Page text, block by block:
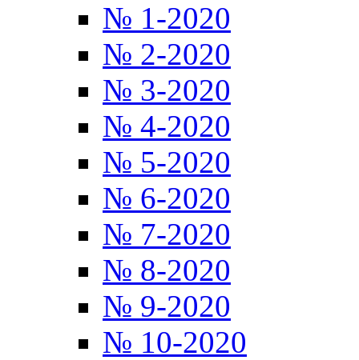
№ 1-2020
№ 2-2020
№ 3-2020
№ 4-2020
№ 5-2020
№ 6-2020
№ 7-2020
№ 8-2020
№ 9-2020
№ 10-2020